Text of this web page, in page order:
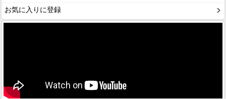
お気に入りに登録